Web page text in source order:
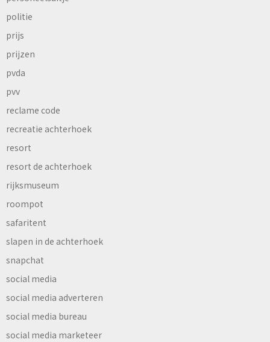
politie
prijs
prijzen
pvda
pvv
reclame code
recreatie achterhoek
resort
resort de achterhoek
rijksmuseum
roompot
safaritent
slapen in de achterhoek
snapchat
social media
social media adverteren
social media bureau
social media marketeer